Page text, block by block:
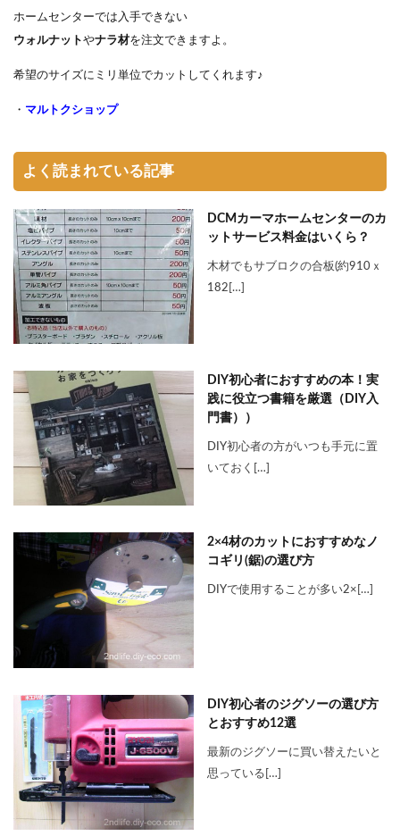
ホームセンターでは入手できない
ウォルナットやナラ材を注文できますよ。
希望のサイズにミリ単位でカットしてくれます♪
・ マルトクショップ
よく読まれている記事
DCMカーマホームセンターのカ
ットサービス料金はいくら？
木材でもサブロクの合板(約910ｘ
182[…]
DIY初心者におすすめの本！実
践に役立つ書籍を厳選（DIY入
門書））
DIY初心者の方がいつも手元に置
いておく[…]
2×4材のカットにおすすめなノ
コギリ(鋸)の選び方
DIYで使用することが多い2×[…]
DIY初心者のジグソーの選び方
とおすすめ12選
最新のジグソーに買い替えたいと
思っている[…]